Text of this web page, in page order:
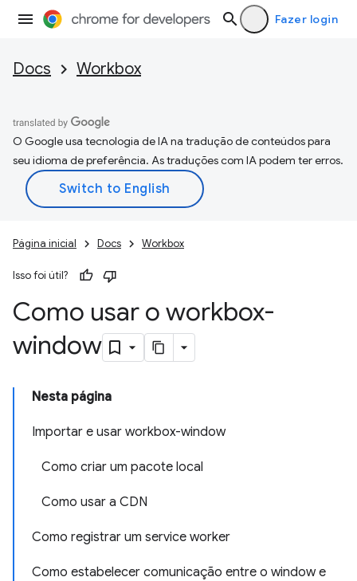
Fazer login
Docs Workbox
O Google usa tecnologia de IA na tradução de conteúdos para
seu idioma de preferência. As traduções com IA podem ter erros.
Página inicial Docs Workbox
Isso foi útil?
Como usar o workbox-
window
Nesta página
Importar e usar workbox-window
Como criar um pacote local
Como usar a CDN
Como registrar um service worker
Como estabelecer comunicação entre o window e